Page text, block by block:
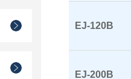
EJ-120B
EJ-200B